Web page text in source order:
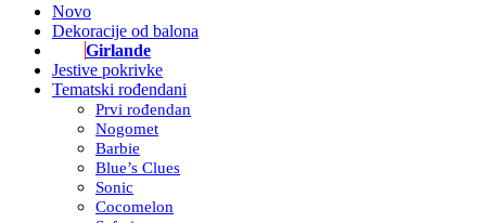
Novo
Dekoracije od balona
Girlande
Jestive pokrivke
Tematski rođendani
Prvi rođendan
Nogomet
Barbie
Blue’s Clues
Sonic
Cocomelon